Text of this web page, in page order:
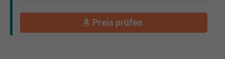
Preis prüfen